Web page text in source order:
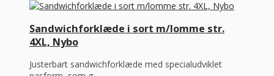
Sandwichforklæde i sort m/lomme str.
4XL, Nybo
Justerbart sandwichforklæde med specialudviklet